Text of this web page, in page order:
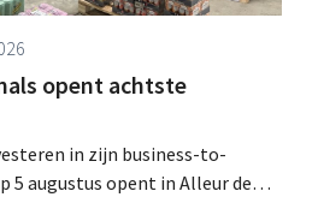
opent achtste
in zijn business-to-
5 augustus opent in Alleur de